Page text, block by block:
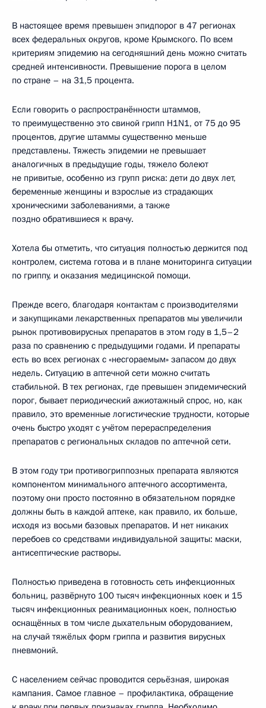
В настоящее время превышен эпидпорог в 47 регионах
всех федеральных округов, кроме Крымского. По всем
критериям эпидемию на сегодняшний день можно считать
средней интенсивности. Превышение порога в целом
по стране – на 31,5 процента.
Если говорить о распространённости штаммов,
то преимущественно это свиной грипп H1N1, от 75 до 95
процентов, другие штаммы существенно меньше
представлены. Тяжесть эпидемии не превышает
аналогичных в предыдущие годы, тяжело болеют
не привитые, особенно из групп риска: дети до двух лет,
беременные женщины и взрослые из страдающих
хроническими заболеваниями, а также
поздно обратившиеся к врачу.
Хотела бы отметить, что ситуация полностью держится под
контролем, система готова и в плане мониторинга ситуации
по гриппу, и оказания медицинской помощи.
Прежде всего, благодаря контактам с производителями
и закупщиками лекарственных препаратов мы увеличили
рынок противовирусных препаратов в этом году в 1,5–2
раза по сравнению с предыдущими годами. И препараты
есть во всех регионах с «несгораемым» запасом до двух
недель. Ситуацию в аптечной сети можно считать
стабильной. В тех регионах, где превышен эпидемический
порог, бывает периодический ажиотажный спрос, но, как
правило, это временные логистические трудности, которые
очень быстро уходят с учётом перераспределения
препаратов с региональных складов по аптечной сети.
В этом году три противогриппозных препарата являются
компонентом минимального аптечного ассортимента,
поэтому они просто постоянно в обязательном порядке
должны быть в каждой аптеке, как правило, их больше,
исходя из восьми базовых препаратов. И нет никаких
перебоев со средствами индивидуальной защиты: маски,
антисептические растворы.
Полностью приведена в готовность сеть инфекционных
больниц, развёрнуто 100 тысяч инфекционных коек и 15
тысяч инфекционных реанимационных коек, полностью
оснащённых в том числе дыхательным оборудованием,
на случай тяжёлых форм гриппа и развития вирусных
пневмоний.
С населением сейчас проводится серьёзная, широкая
кампания. Самое главное – профилактика, обращение